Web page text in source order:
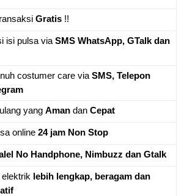
Gratis !!
isi pulsa via SMS WhatsApp, GTalk dan
costumer care via SMS, Telepon
yang Aman dan Cepat
online 24 jam Non Stop
No Handphone, Nimbuzz dan Gtalk
lebih lengkap, beragam dan